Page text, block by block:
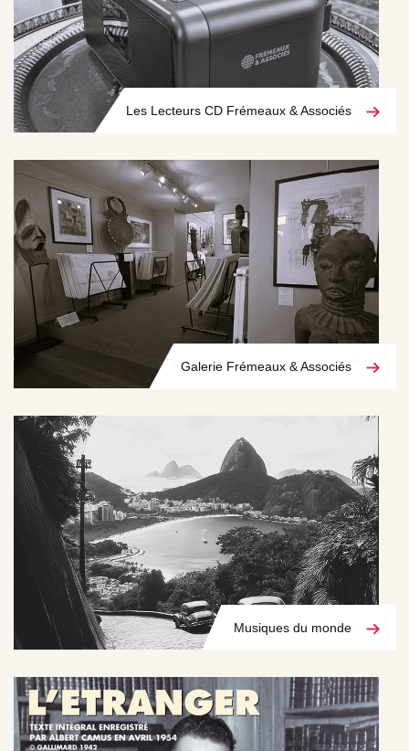
Les Lecteurs CD Frémeaux & Associés
Galerie Frémeaux & Associés
Musiques du monde